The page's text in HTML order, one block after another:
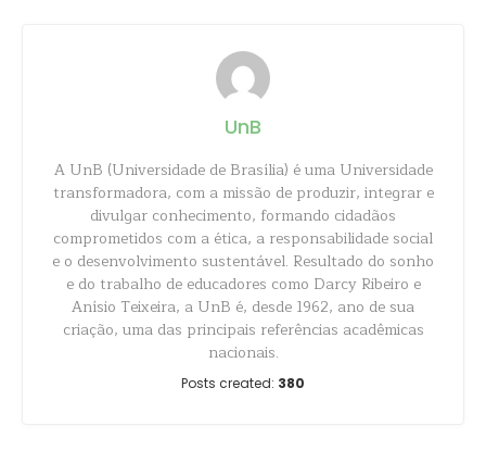
UnB
A UnB (Universidade de Brasília) é uma Universidade
transformadora, com a missão de produzir, integrar e
divulgar conhecimento, formando cidadãos
comprometidos com a ética, a responsabilidade social
e o desenvolvimento sustentável. Resultado do sonho
e do trabalho de educadores como Darcy Ribeiro e
Anísio Teixeira, a UnB é, desde 1962, ano de sua
criação, uma das principais referências acadêmicas
nacionais.
Posts created: 380